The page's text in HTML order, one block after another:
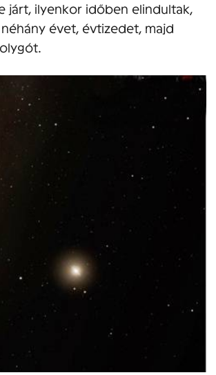
járt, ilyenkor időben elindultak,
évet, évtizedet, majd